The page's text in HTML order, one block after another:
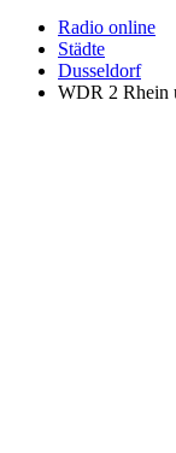
Radio online
Städte
Dusseldorf
WDR 2 Rhein